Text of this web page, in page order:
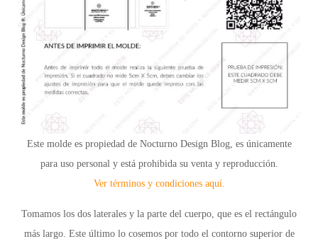
Este molde es propiedad de Nocturno Design Blog, es únicamente
para uso personal y está prohibida su venta y reproducción.
Ver términos y condiciones aquí.
Tomamos los dos laterales y la parte del cuerpo, que es el rectángulo
más largo. Este último lo cosemos por todo el contorno superior de